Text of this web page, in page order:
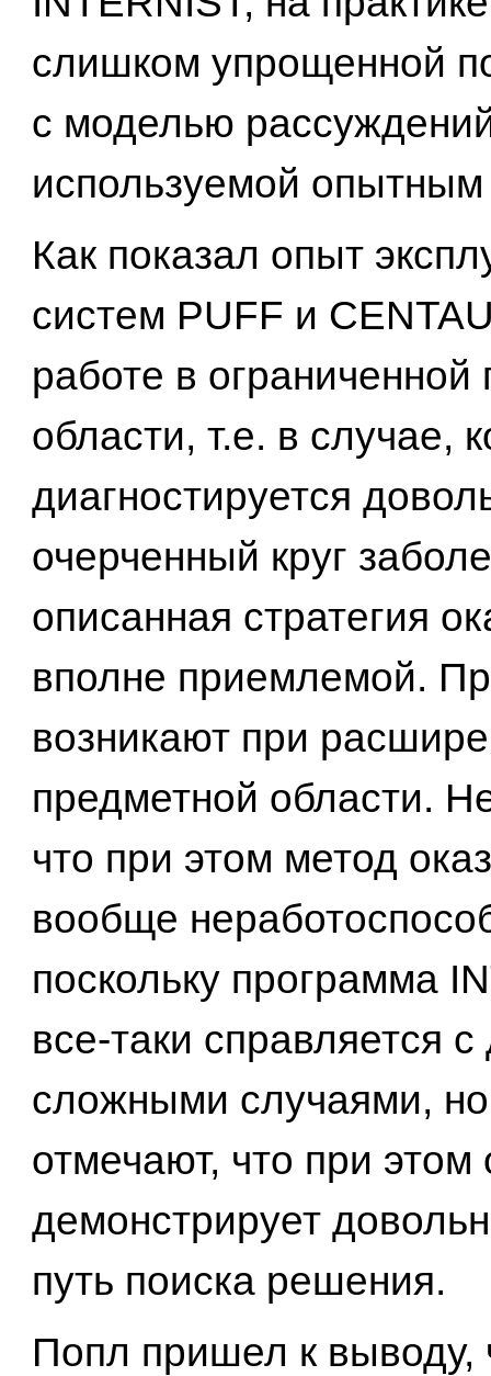
слишком упрощенной
с моделью
используемой
Как показал опыт
систем PUFF и
работе в ограниченной
области, т.е. в случае,
диагностируется
очерченный круг
описанная стратегия
вполне приемлемой.
возникают при
предметной области.
что при этом метод
вообще
поскольку программа
все-таки справляется
сложными случаями,
отмечают, что при этом
демонстрирует
путь поиска решения.
Попл пришел к выводу,